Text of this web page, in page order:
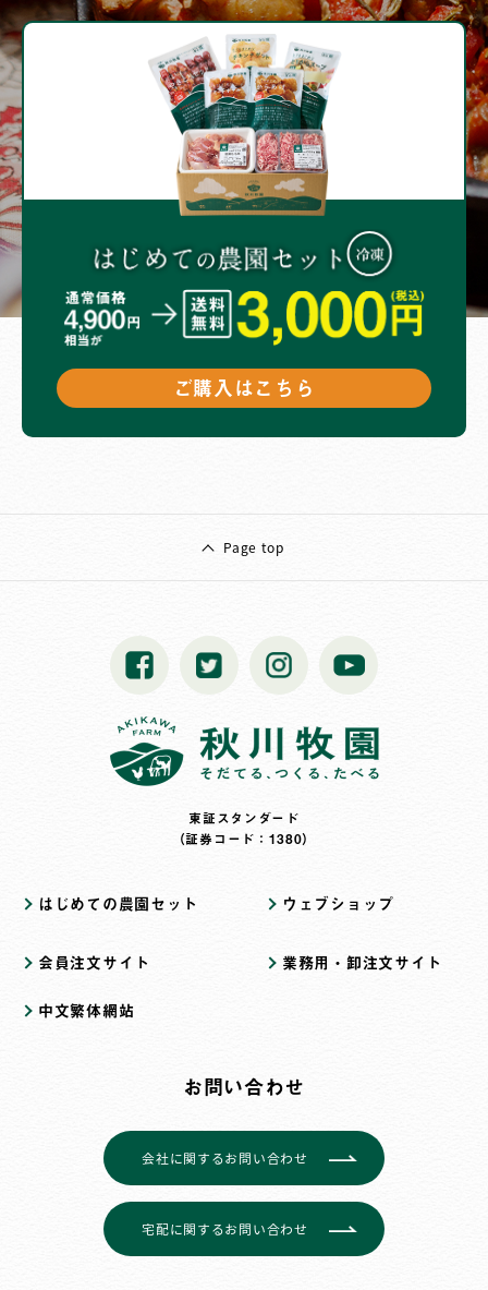
ご購入はこちら
Page top
東証スタンダード
（証券コード：1380）
はじめての農園セット ウェブショップ
会員注文サイト 業務用・卸注文サイト
中文繁体網站
お問い合わせ
会社に関するお問い合わせ
宅配に関するお問い合わせ